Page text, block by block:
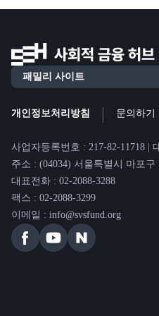
개인정보처리방침 | 문의하기
사업자등록번호 : 217-82-11718 |
주소 : (04034) 서울특별시 마포구
대표전화 : 02-2088-3288
팩스 : 02-2088-3299
이메일 : info@svsfund.org